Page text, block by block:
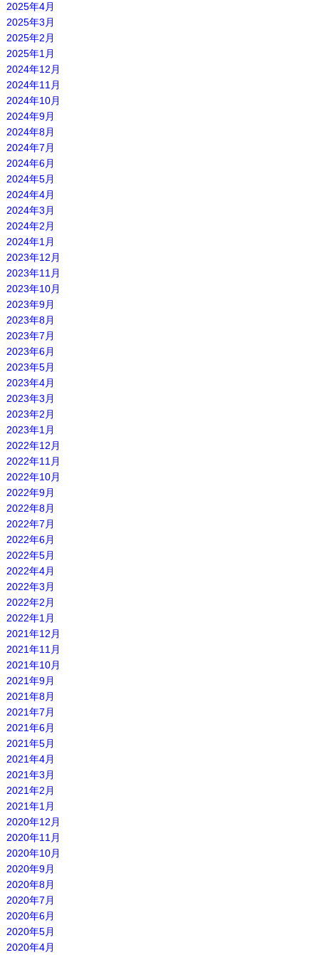
2025年4月
2025年3月
2025年2月
2025年1月
2024年12月
2024年11月
2024年10月
2024年9月
2024年8月
2024年7月
2024年6月
2024年5月
2024年4月
2024年3月
2024年2月
2024年1月
2023年12月
2023年11月
2023年10月
2023年9月
2023年8月
2023年7月
2023年6月
2023年5月
2023年4月
2023年3月
2023年2月
2023年1月
2022年12月
2022年11月
2022年10月
2022年9月
2022年8月
2022年7月
2022年6月
2022年5月
2022年4月
2022年3月
2022年2月
2022年1月
2021年12月
2021年11月
2021年10月
2021年9月
2021年8月
2021年7月
2021年6月
2021年5月
2021年4月
2021年3月
2021年2月
2021年1月
2020年12月
2020年11月
2020年10月
2020年9月
2020年8月
2020年7月
2020年6月
2020年5月
2020年4月